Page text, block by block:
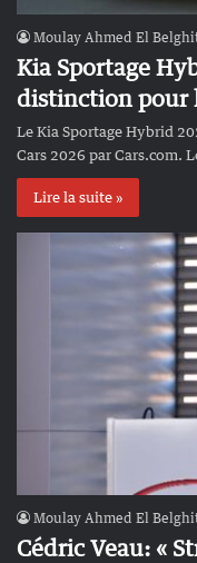
Moulay Ahmed El
Kia Sportage
distinction pour
Le Kia Sportage Hybrid
Cars 2026 par Cars.com.
Lire la suite »
Moulay Ahmed El
Cédric Veau: «